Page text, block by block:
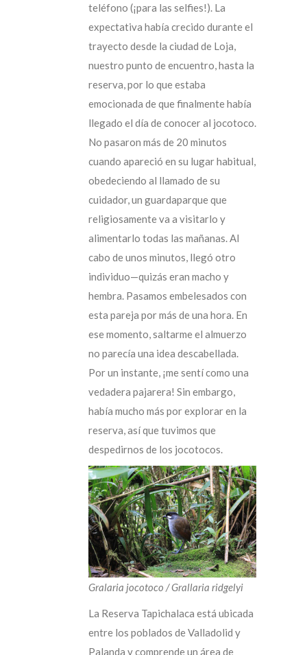
teléfono (¡para las selfies!). La
expectativa había crecido durante el
trayecto desde la ciudad de Loja,
nuestro punto de encuentro, hasta la
reserva, por lo que estaba
emocionada de que finalmente había
llegado el día de conocer al jocotoco.
No pasaron más de 20 minutos
cuando apareció en su lugar habitual,
obedeciendo al llamado de su
cuidador, un guardaparque que
religiosamente va a visitarlo y
alimentarlo todas las mañanas. Al
cabo de unos minutos, llegó otro
individuo—quizás eran macho y
hembra. Pasamos embelesados con
esta pareja por más de una hora. En
ese momento, saltarme el almuerzo
no parecía una idea descabellada.
Por un instante, ¡me sentí como una
vedadera pajarera! Sin embargo,
había mucho más por explorar en la
reserva, así que tuvimos que
despedirnos de los jocotocos.
Gralaria jocotoco / Grallaria ridgelyi
La Reserva Tapichalaca está ubicada
entre los poblados de Valladolid y
Palanda y comprende un área de